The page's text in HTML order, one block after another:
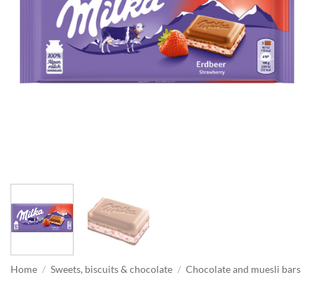
Home / Sweets, biscuits & chocolate / Chocolate and muesli bars